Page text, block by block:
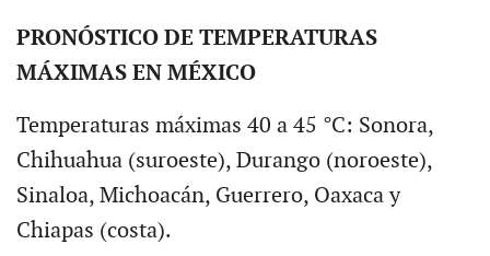
PRONÓSTICO DE TEMPERATURAS
MÁXIMAS EN MÉXICO
Temperaturas máximas 40 a 45 °C: Sonora,
Chihuahua (suroeste), Durango (noroeste),
Sinaloa, Michoacán, Guerrero, Oaxaca y
Chiapas (costa).